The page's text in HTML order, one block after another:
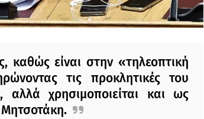
καθώς είναι στην «τηλεοπτική
τις προκλητικές του
χρησιμοποιείται και ως